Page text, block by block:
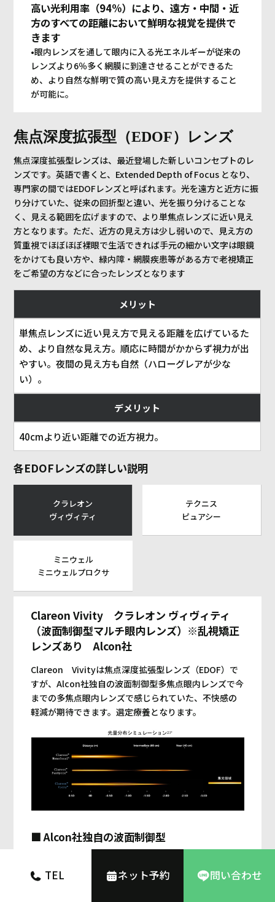
高い光利用率（94%）により、遠方・中間・近
方のすべての距離において鮮明な視覚を提供で
きます
•眼内レンズを通して眼内に入る光エネルギーが従来の
レンズより6％多く網膜に到達させることができるた
め、より自然な鮮明で質の高い見え方を提供すること
が可能に。
焦点深度拡張型（EDOF）レンズ
焦点深度拡張型レンズは、最近登場した新しいコンセプトのレ
ンズです。英語で書くと、Extended Depth of Focus となり、
専門家の間ではEDOFレンズと呼ばれます。光を遠方と近方に振
り分けていた、従来の回折型と違い、光を振り分けることな
く、見える範囲を広げますので、より単焦点レンズに近い見え
方となります。ただ、近方の見え方は少し弱いので、見え方の
質重視でほぼほぼ裸眼で生活できれば手元の細かい文字は眼鏡
をかけても良い方や、緑内障・網膜疾患等がある方で老視矯正
をご希望の方などに合ったレンズとなります
メリット
単焦点レンズに近い見え方で見える距離を広げているた
め、より自然な見え方。順応に時間がかからず視力が出
やすい。夜間の見え方も自然（ハローグレアが少な
い）。
デメリット
40cmより近い距離での近方視力。
各EDOFレンズの詳しい説明
クラレオン
ヴィヴィティ
テクニス
ピュアシー
ミニウェル
ミニウェルプロクサ
Clareon Vivity クラレオン ヴィヴィティ
（波面制御型マルチ眼内レンズ）※乱視矯正
レンズあり Alcon社
Clareon Vivityは焦点深度拡張型レンズ（EDOF）で
すが、Alcon社独自の波面制御型多焦点眼内レンズで今
までの多焦点眼内レンズで感じられていた、不快感の
軽減が期待できます。選定療養となります。
■ Alcon社独自の波面制御型
症と多焦点眼内レンズ特有の異常光視症を単焦点レン
TEL ネット予約 問い合わせ